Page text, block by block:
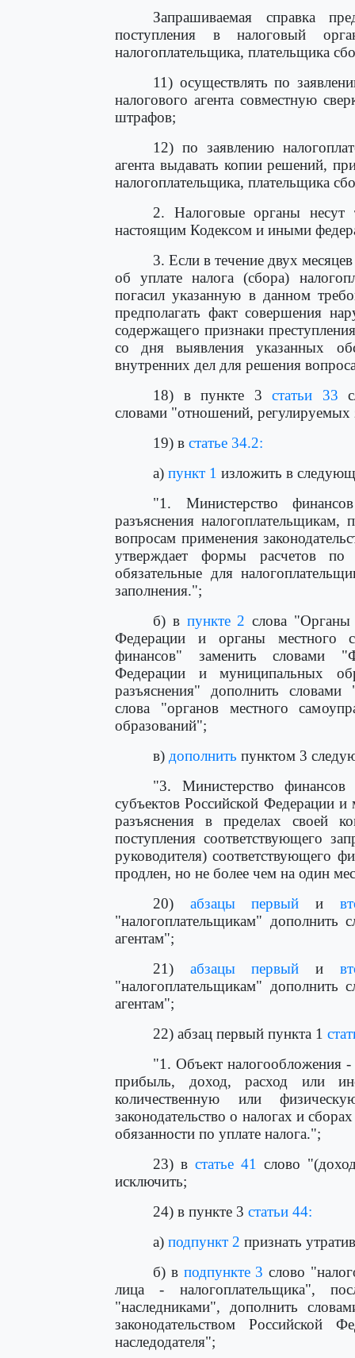
Запрашиваемая справка
поступления в налоговый
налогоплательщика, плательщика
11) осуществлять по
налогового агента совместную
штрафов;
12) по заявлению
агента выдавать копии решений,
налогоплательщика, плательщика
2. Налоговые органы несут
настоящим Кодексом и иными
3. Если в течение двух
об уплате налога (сбора)
погасил указанную в данном
предполагать факт совершения
содержащего признаки
со дня выявления указанных
внутренних дел для решения
18) в пункте 3статьи 33
словами "отношений, регулируемых
19) в статье 34.2:
а) пункт 1 изложить в
"1. Министерство
разъяснения
вопросам применения
утверждает формы расчетов
обязательные для
заполнения.";
б) в пункте 2 слова "Органы
Федерации и органы местного
финансов" заменить словами
Федерации и муниципальных
разъяснения" дополнить
слова "органов местного
образований";
в) дополнить пунктом 3
"3. Министерство финансов
субъектов Российской Федерации
разъяснения в пределах своей
поступления соответствующего
руководителя) соответствующего
продлен, но не более чем на один
20) абзацы первый и
"налогоплательщикам"
агентам";
21) абзацы первый и
"налогоплательщикам"
агентам";
22) абзац первый пункта 1
"1. Объект налогообложения -
прибыль, доход, расход или
количественную или
законодательство о налогах и
обязанности по уплате налога.";
23) в статье 41
слово
исключить;
24) в пункте 3 статьи 44:
а) подпункт 2 признать
б) в подпункте 3 слово
лица - налогоплательщика",
"наследниками", дополнить
законодательством Российской
наследодателя";